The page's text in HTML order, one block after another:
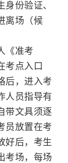
身份验证、
离场（候
《准考
考点入口
后，进入考
人员指导有
带文具须逐
员放置在考
好后，考生
考场，每场